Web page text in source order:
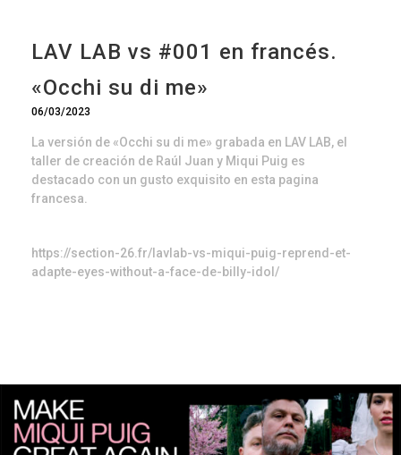
LAV LAB vs #001 en francés.
«Occhi su di me»
06/03/2023
La versión de «Occhi su di me» grabada en LAV LAB, el
taller de creación de Raúl Juan y Miqui Puig es
destacado con un gusto exquisito en esta pagina
francesa.
https://section-26.fr/lavlab-vs-miqui-puig-reprend-et-
adapte-eyes-without-a-face-de-billy-idol/